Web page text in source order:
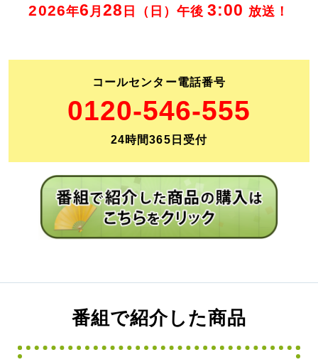
2026年6 月 28 日（日）午後 3:00 放送 ！
コールセンター電話番号
0120-546-555
24時間365日受付
番組で紹介した商品